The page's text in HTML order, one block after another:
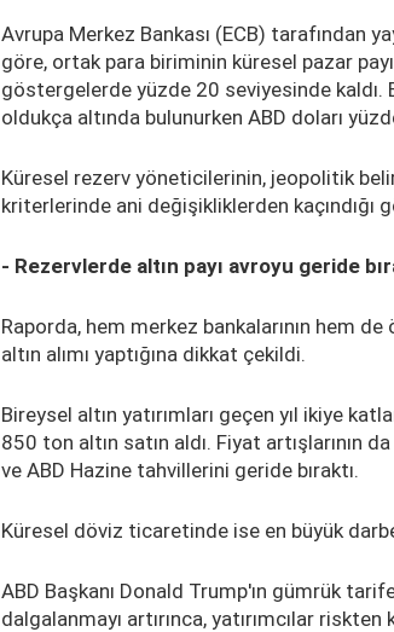
Avrupa Merkez Bankası (ECB) tarafından
göre, ortak para biriminin küresel pazar
göstergelerde yüzde 20 seviyesinde kaldı.
oldukça altında bulunurken ABD doları
Küresel rezerv yöneticilerinin, jeopolitik
kriterlerinde ani değişikliklerden kaçındığı
- Rezervlerde altın payı avroyu geride
Raporda, hem merkez bankalarının hem
altın alımı yaptığına dikkat çekildi.
Bireysel altın yatırımları geçen yıl ikiye
850 ton altın satın aldı. Fiyat artışlarının
ve ABD Hazine tahvillerini geride bıraktı.
Küresel döviz ticaretinde ise en büyük
ABD Başkanı Donald Trump'ın gümrük
dalgalanmayı artırınca, yatırımcılar